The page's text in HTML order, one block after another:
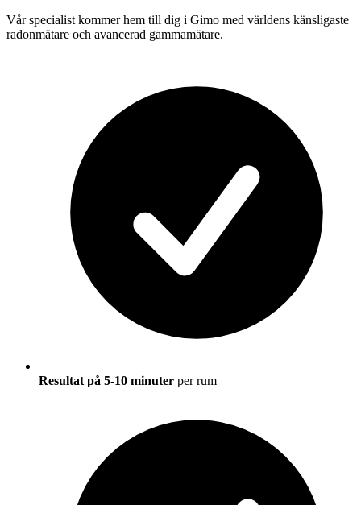
Vår specialist kommer hem till dig i Gimo med världens känsligaste
radonmätare och avancerad gammamätare.
Resultat på 5-10 minuter per rum